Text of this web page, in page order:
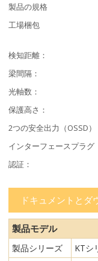
製品の規格
工場梱包
検知距離：
梁間隔：
光軸数：
保護高さ：
2つの安全出力（OSSD）
インターフェースプラグ
認証：
ドキュメントとダ
製品モデル
製品シリーズ KTシ